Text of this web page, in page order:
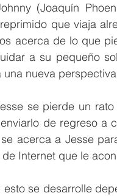
(Joaquín
que viaja
acerca de lo que
a su pequeño
se pierde un
de regreso a
acerca a Jesse
Internet que le
esto se desarrolle